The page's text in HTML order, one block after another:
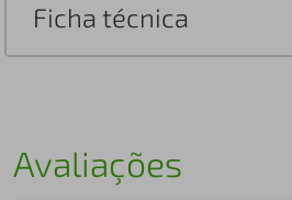
Ficha técnica
Avaliações